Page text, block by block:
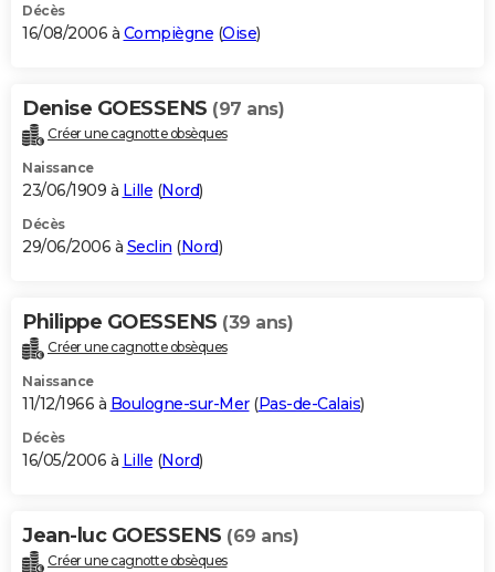
Décès
16/08/2006 à Compiègne (Oise)
Denise GOESSENS (97 ans)
Créer une cagnotte obsèques
Naissance
23/06/1909 à Lille (Nord)
Décès
29/06/2006 à Seclin (Nord)
Philippe GOESSENS (39 ans)
Créer une cagnotte obsèques
Naissance
11/12/1966 à Boulogne-sur-Mer(Pas-de-Calais)
Décès
16/05/2006 à Lille (Nord)
Jean-luc GOESSENS (69 ans)
Créer une cagnotte obsèques